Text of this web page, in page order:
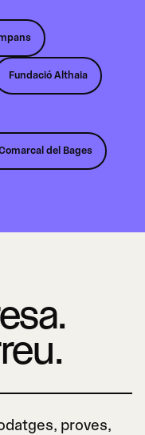
Fundació Althaia
del Bages
proves,